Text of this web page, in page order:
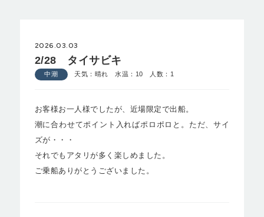
2026.03.03
2/28 タイサビキ
中潮 天気：晴れ 水温：10 人数：1
お客様お一人様でしたが、近場限定で出船。
潮に合わせてポイント入ればポロポロと。ただ、サイ
ズが・・・
それでもアタリが多く楽しめました。
ご乗船ありがとうございました。